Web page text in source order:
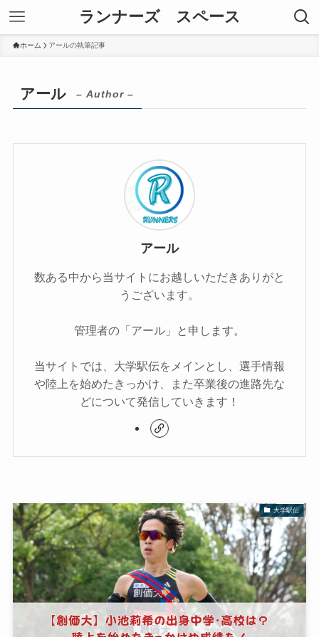
ランナーズ スペース
ホーム アールの執筆記事
アール – Author –
アール
数ある中から当サイトにお越しいただきありがと
うございます。
管理者の「アール」と申します。
当サイトでは、大学駅伝をメインとし、選手情報
や陸上を始めたきっかけ、また卒業後の進路先な
どについて発信していきます！
大学駅伝